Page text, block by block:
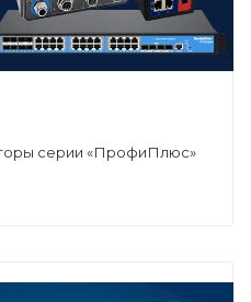
серии «ПрофиПлюс»